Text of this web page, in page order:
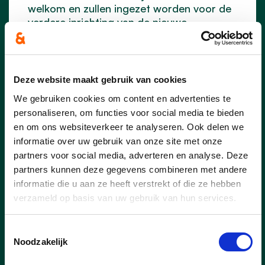
Deze website maakt gebruik van cookies
We gebruiken cookies om content en advertenties te
personaliseren, om functies voor social media te bieden
en om ons websiteverkeer te analyseren. Ook delen we
informatie over uw gebruik van onze site met onze
partners voor social media, adverteren en analyse. Deze
partners kunnen deze gegevens combineren met andere
informatie die u aan ze heeft verstrekt of die ze hebben
verzameld op basis van uw gebruik van hun services.
Noodzakelijk
welkom en zullen ingezet worden voor de
verdere inrichting van de nieuwe
lees meer